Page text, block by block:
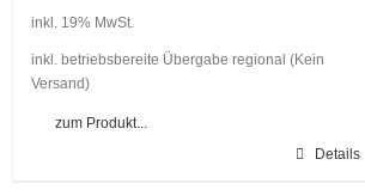
inkl. 19% MwSt.
inkl. betriebsbereite Übergabe regional (Kein
Versand)
zum Produkt...
Details